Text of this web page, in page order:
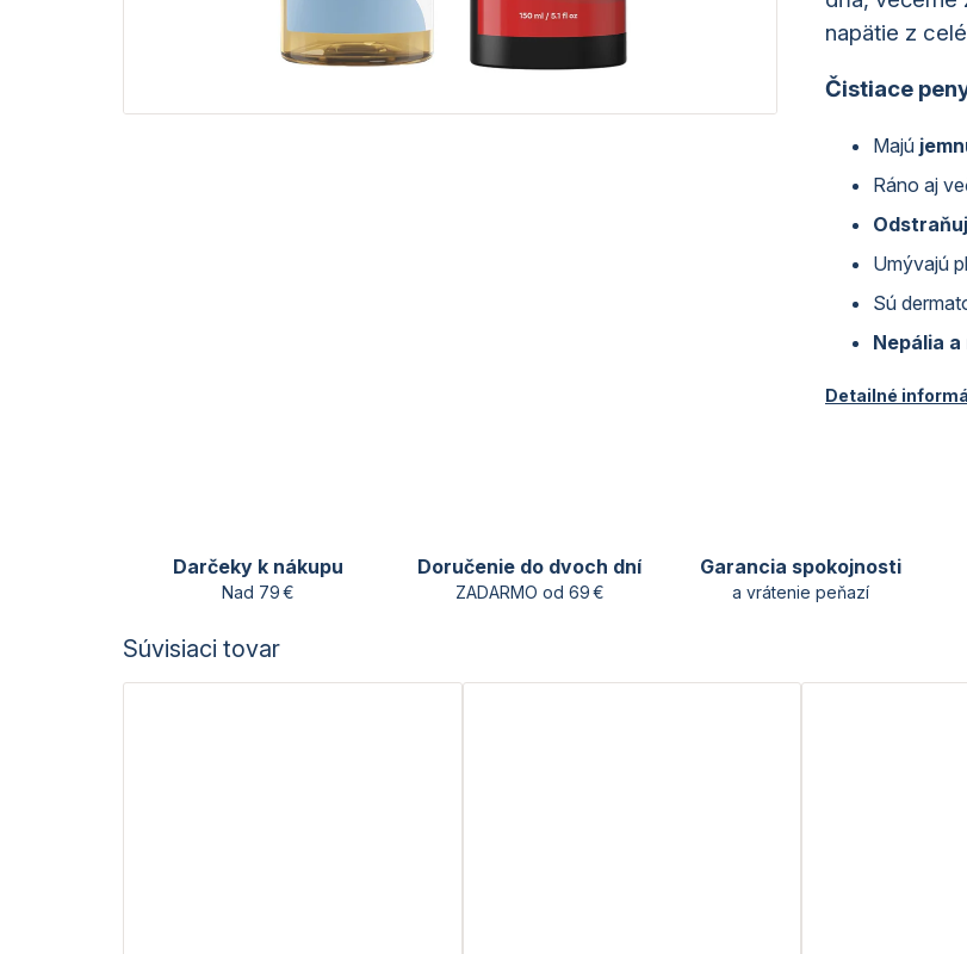
napätie z
Čistiace
Majú
Ráno aj
Umývajú
Sú
Nepália
Detailné
Darčeky k nákupu
Nad 79 €
Doručenie do dvoch dní
ZADARMO od 69 €
Garancia spokojnosti
a vrátenie peňazí
Súvisiaci tovar